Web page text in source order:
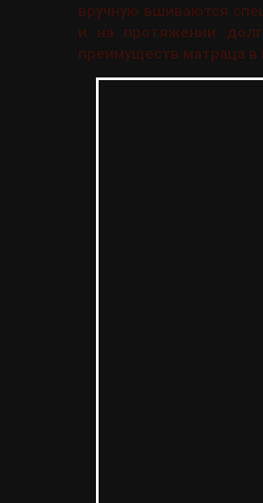
вручную вшиваются
и на протяжении
преимуществ матраца в